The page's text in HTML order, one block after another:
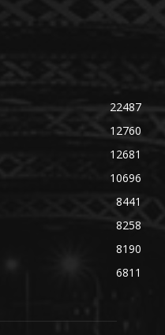
22487
12760
12681
10696
8441
8258
8190
6811